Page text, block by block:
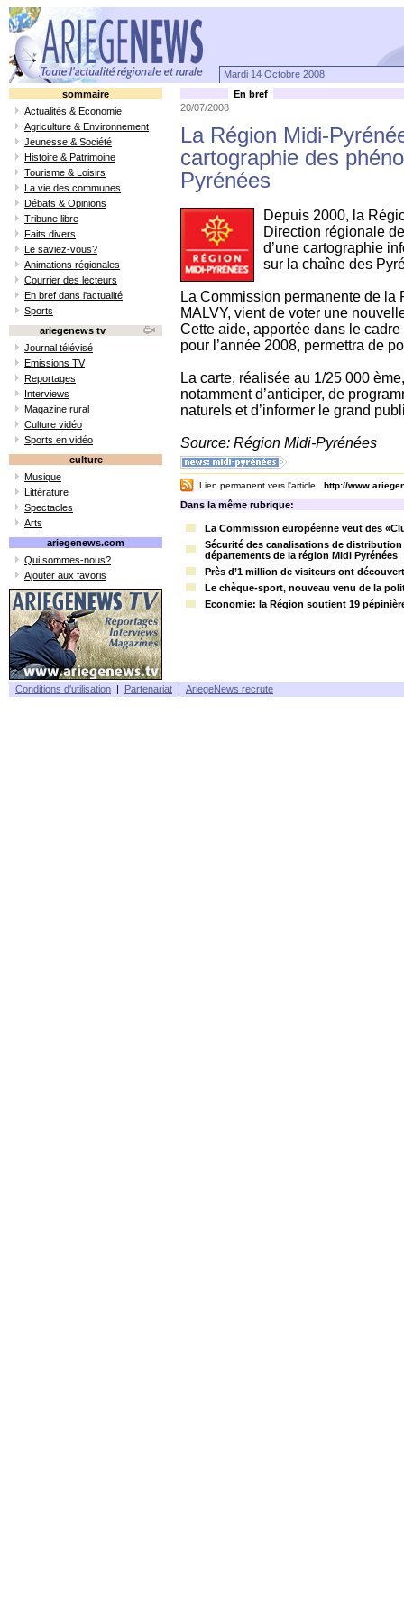
Mardi 14 Octobre 2008
sommaire
Actualités & Economie
Agriculture & Environnement
Jeunesse & Société
Histoire & Patrimoine
Tourisme & Loisirs
La vie des communes
Débats & Opinions
Tribune libre
Faits divers
Le saviez-vous?
Animations régionales
Courrier des lecteurs
En bref dans l'actualité
Sports
ariegenews tv
Journal télévisé
Emissions TV
Reportages
Interviews
Magazine rural
Culture vidéo
Sports en vidéo
culture
Musique
Littérature
Spectacles
Arts
ariegenews.com
Qui sommes-nous?
Ajouter aux favoris
En bref
20/07/2008
La Région Midi-
cartographie des
Pyrénées
Depuis 2000, la
Direction régionale
d’une cartographie
sur la chaîne des
La Commission permanente de
MALVY, vient de voter une
Cette aide, apportée dans le
pour l’année 2008, permettra de
La carte, réalisée au 1/25 000
notamment d’anticiper, de
naturels et d’informer le grand
Source: Région Midi-Pyrénées
Lien permanent vers l'article: http://
Dans la même rubrique:
La Commission européenne veut des
Sécurité des canalisations de
départements de la région Midi Pyrénées
Près d’1 million de visiteurs ont
Le chèque-sport, nouveau venu de la
Economie: la Région soutient 19
Conditions d'utilisation | Partenariat | AriegeNews recrute